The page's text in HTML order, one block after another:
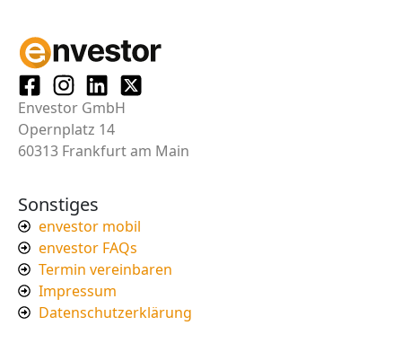
Envestor GmbH
Opernplatz 14
60313 Frankfurt am Main
Sonstiges
envestor mobil
envestor FAQs
Termin vereinbaren
Impressum
Datenschutzerklärung